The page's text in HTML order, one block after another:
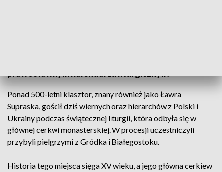
prawosławnym kalendarzu liturgicznym.
Ponad 500-letni klasztor, znany również jako Ławra
Supraska, gościł dziś wiernych oraz hierarchów z Polski i
Ukrainy podczas świątecznej liturgii, która odbyła się w
głównej cerkwi monasterskiej. W procesji uczestniczyli
przybyli pielgrzymi z Gródka i Białegostoku.
Historia tego miejsca sięga XV wieku, a jego główna cerkiew